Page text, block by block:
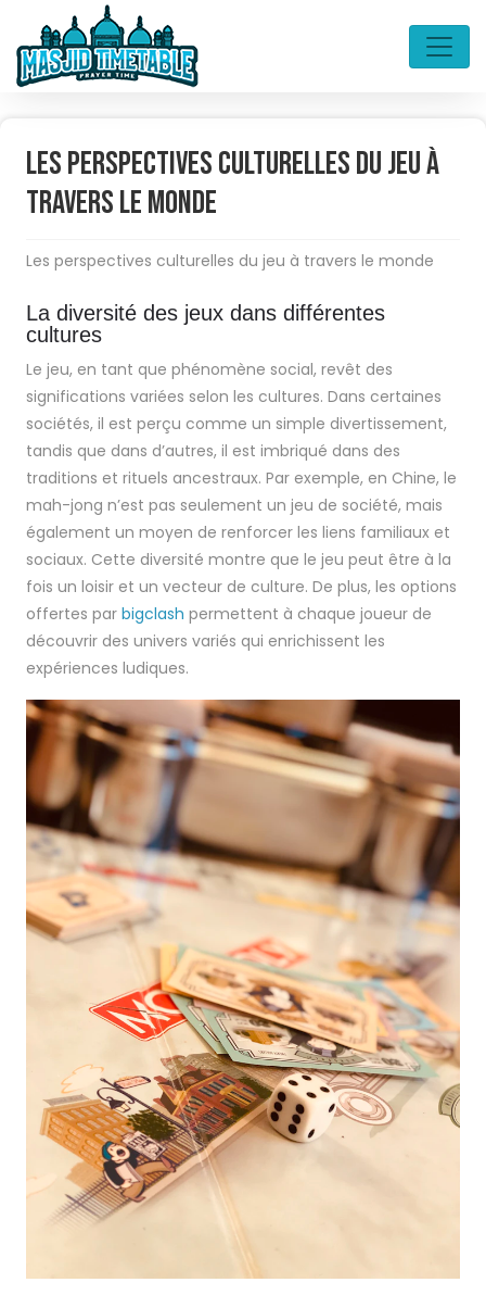
Les perspectives culturelles du jeu à
travers le monde
Les perspectives culturelles du jeu à travers le monde
La diversité des jeux dans différentes
cultures
Le jeu, en tant que phénomène social, revêt des
significations variées selon les cultures. Dans certaines
sociétés, il est perçu comme un simple divertissement,
tandis que dans d’autres, il est imbriqué dans des
traditions et rituels ancestraux. Par exemple, en Chine, le
mah-jong n’est pas seulement un jeu de société, mais
également un moyen de renforcer les liens familiaux et
sociaux. Cette diversité montre que le jeu peut être à la
fois un loisir et un vecteur de culture. De plus, les options
offertes par bigclash permettent à chaque joueur de
découvrir des univers variés qui enrichissent les
expériences ludiques.